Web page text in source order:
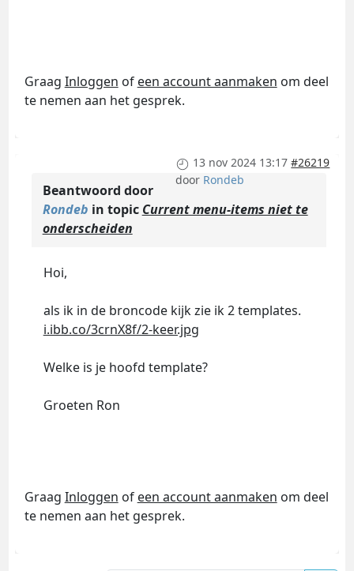
Graag Inloggen of een account aanmaken om deel
te nemen aan het gesprek.
13 nov 2024 13:17 #26219
door Rondeb
Beantwoord door
Rondeb in topic Current menu-items niet te
onderscheiden
Hoi,
als ik in de broncode kijk zie ik 2 templates.
i.ibb.co/3crnX8f/2-keer.jpg
Welke is je hoofd template?
Groeten Ron
Graag Inloggen of een account aanmaken om deel
te nemen aan het gesprek.